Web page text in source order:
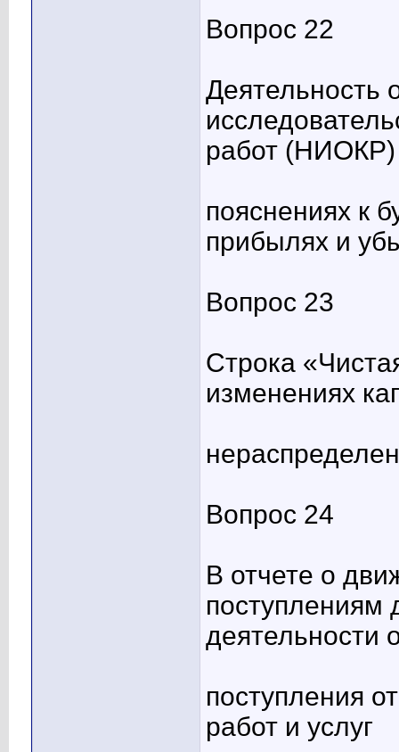
Вопрос 22
Деятельность
работ
пояснениях к
прибылях и
Вопрос 23
Строка
изменениях
Вопрос 24
В отчете о
поступлениям
деятельности
поступления
работ и услуг